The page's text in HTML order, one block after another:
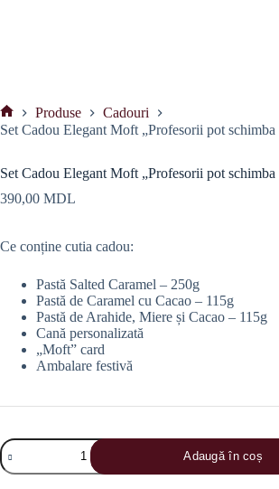
Prima
Produse
Cadouri
Set Cadou Elegant Moft „Profesorii pot schimba
Set Cadou Elegant Moft „Profesorii pot schimba
390,00 MDL
Ce conține cutia cadou:
Pastă Salted Caramel – 250g
Pastă de Caramel cu Cacao – 115g
Pastă de Arahide, Miere și Cacao – 115g
Cană personalizată
„Moft” card
Ambalare festivă
Cantitate
Set
Cadou
Adaugă în coș